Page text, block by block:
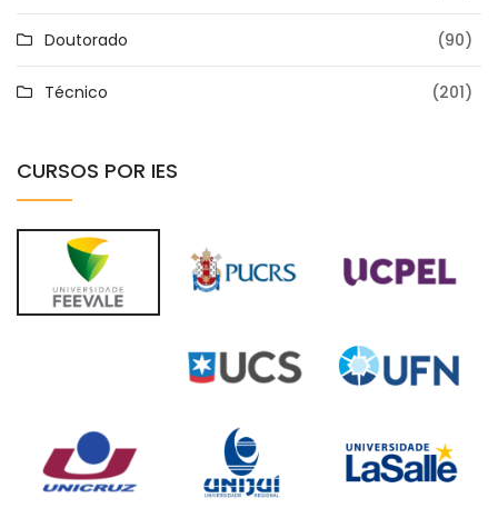
Doutorado (90)
Técnico (201)
CURSOS POR IES